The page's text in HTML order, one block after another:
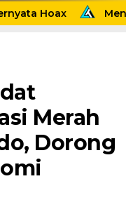
Hoax
Merah
Dorong